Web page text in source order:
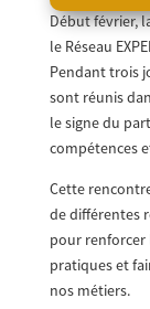
Début février,
le Réseau
Pendant trois
sont réunis
le signe du
compétences
Cette
de différentes
pour
pratiques et
nos métiers.